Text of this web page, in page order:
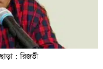
: রিজভী